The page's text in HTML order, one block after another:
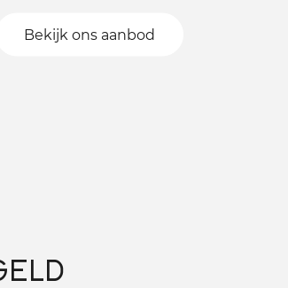
Bekijk ons aanbod